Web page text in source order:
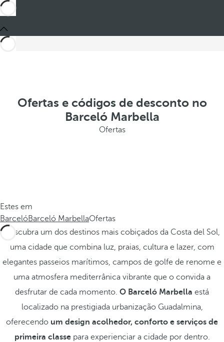
Ofertas e códigos de desconto no
Barceló Marbella
Ofertas
Estes em
BarcelóBarceló MarbellaOfertas
Descubra um dos destinos mais cobiçados da Costa del Sol,
uma cidade que combina luz, praias, cultura e lazer, com
elegantes passeios marítimos, campos de golfe de renome e
uma atmosfera mediterrânica vibrante que o convida a
desfrutar de cada momento. O Barceló Marbella está
localizado na prestigiada urbanização Guadalmina,
oferecendo um design acolhedor, conforto e serviços de
primeira classepara experienciar a cidade por dentro.